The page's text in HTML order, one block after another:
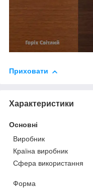
Приховати
Характеристики
Основні
Виробник
Країна виробник
Сфера використання
Форма